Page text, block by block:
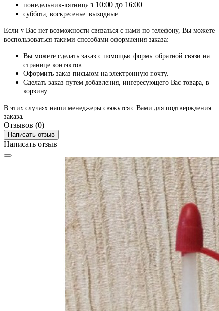
понедельник-пятница з 10:00 до 16:00
суббота, воскресенье: выходные
Если у Вас нет возможности связаться с нами по телефону, Вы можете
воспользоваться такими способами оформления заказа:
Вы можете сделать заказ с помощью формы обратной связи на
странице контактов.
Оформить заказ письмом на электронную почту.
Сделать заказ путем добавления, интересующего Вас товара, в
корзину.
В этих случаях наши менеджеры свяжутся с Вами для подтверждения
заказа.
Отзывов (0)
Написать отзыв
Написать отзыв